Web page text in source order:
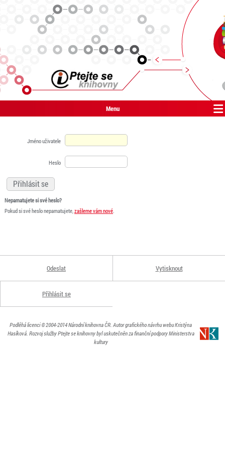
Menu
Jméno uživatele
Heslo
Nepamatujete si své heslo?
Pokud si své heslo nepamatujete,zašleme vám nové.
Odeslat Vytisknout
Přihlásit se
Podléhá licenci© 2004-2014Národní knihovna ČR. Autor grafického návrhu webu Kristýna
Hasíková. Rozvoj služby Ptejte se knihovny byl uskutečněn za finanční podpory Ministerstva
kultury